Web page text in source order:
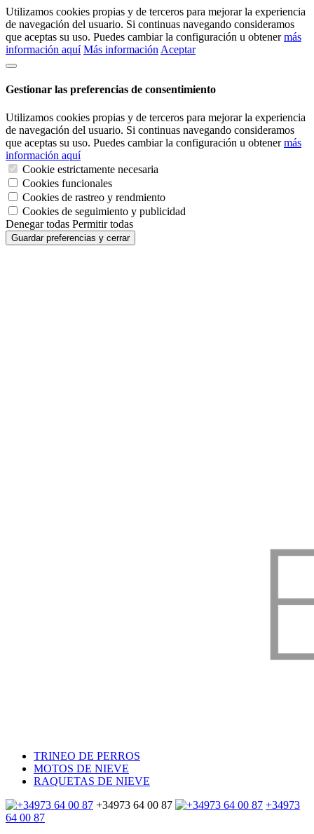
Utilizamos cookies propias y de terceros para mejorar la experiencia
de navegación del usuario. Si continuas navegando consideramos
que aceptas su uso. Puedes cambiar la configuración u obtenermás
información aquí Más información Aceptar
Gestionar las preferencias de consentimiento
Utilizamos cookies propias y de terceros para mejorar la experiencia
de navegación del usuario. Si continuas navegando consideramos
que aceptas su uso. Puedes cambiar la configuración u obtenermás
información aquí
Cookie estrictamente necesaria
Cookies funcionales
Cookies de rastreo y rendmiento
Cookies de seguimiento y publicidad
Denegar todas Permitir todas
Guardar preferencias y cerrar
TRINEO DE PERROS
MOTOS DE NIEVE
RAQUETAS DE NIEVE
+34973 64 00 87
+34973
64 00 87